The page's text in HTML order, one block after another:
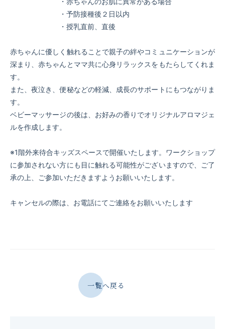
・予防接種後２日以内
・授乳直前、直後
赤ちゃんに優しく触れることで親子の絆やコミュニケーションが
深まり、赤ちゃんとママ共に心身リラックスをもたらしてくれま
す。
また、夜泣き、便秘などの軽減、成長のサポートにもつながりま
す。
ベビーマッサージの後は、お好みの香りでオリジナルアロマジェ
ルを作成します。
※1階外来待合キッズスペースで開催いたします。ワークショップ
に参加されない方にも目に触れる可能性がございますので、ご了
承の上、ご参加いただきますようお願いいたします。
キャンセルの際は、お電話にてご連絡をお願いいたします
一覧へ戻る